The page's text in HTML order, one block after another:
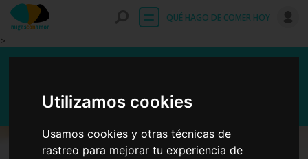
Utilizamos cookies
Usamos cookies y otras técnicas de
rastreo para mejorar tu experiencia de
>
QUÉ HAGO DE COMER HOY Entrar